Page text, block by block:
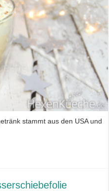
stammt aus den USA und